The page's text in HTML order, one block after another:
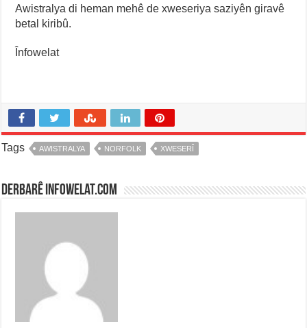
Awistralya di heman mehê de xweseriya saziyên giravê
betal kiribû.
Înfowelat
Tags AWISTRALYA NORFOLK XWESERÎ
Derbarê infowelat.com